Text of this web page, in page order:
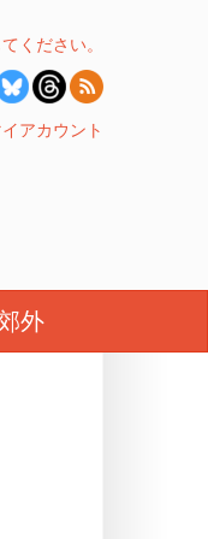
ください。
アカウント
外